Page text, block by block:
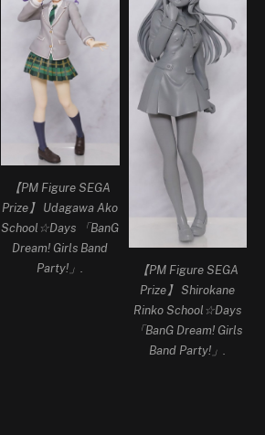
【PM Figure SEGA
Prize】 Udagawa Ako
School☆Days 「BanG
Dream! Girls Band
Party!」.
【PM Figure SEGA
Prize】 Shirokane
Rinko School☆Days
「BanG Dream! Girls
Band Party!」.